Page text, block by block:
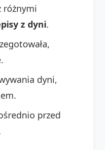
różnymi
z dyni.
dyni,
przed